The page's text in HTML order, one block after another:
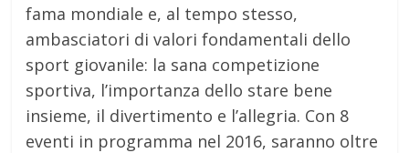
fama mondiale e, al tempo stesso,
ambasciatori di valori fondamentali dello
sport giovanile: la sana competizione
sportiva, l’importanza dello stare bene
insieme, il divertimento e l’allegria. Con 8
eventi in programma nel 2016, saranno oltre